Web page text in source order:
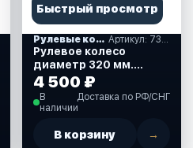
Быстрый просмотр
Рулевые колеса, спиннеры Артикул: 73056-02SL
Рулевое колесо
диаметр 320 мм.
(73056-02SL)
4 500 ₽
В
наличии
Доставка по РФ/СНГ
В корзину →